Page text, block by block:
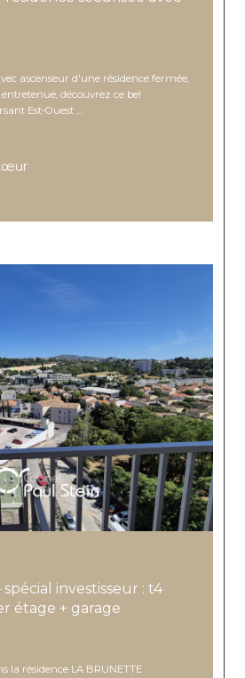
ascenseur d'une résidence fermée,
découvrez ce bel
Est-Ouest ,...
spécial investisseur : t4
étage + garage
la résidence LA BRUNETTE